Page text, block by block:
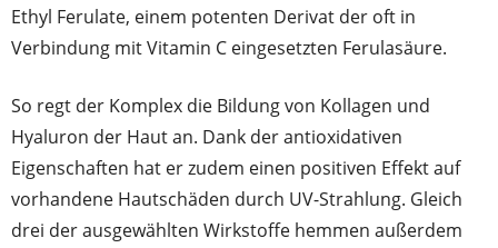
Ethyl Ferulate, einem potenten Derivat der oft in
Verbindung mit Vitamin C eingesetzten Ferulasäure.
So regt der Komplex die Bildung von Kollagen und
Hyaluron der Haut an. Dank der antioxidativen
Eigenschaften hat er zudem einen positiven Effekt auf
vorhandene Hautschäden durch UV-Strahlung. Gleich
drei der ausgewählten Wirkstoffe hemmen außerdem